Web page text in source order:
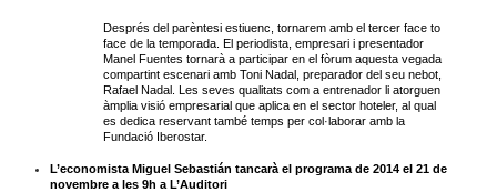
Després del parèntesi estiuenc, tornarem amb el tercer face to
face de la temporada. El periodista, empresari i presentador
Manel Fuentes tornarà a participar en el fòrum aquesta vegada
compartint escenari amb Toni Nadal, preparador del seu nebot,
Rafael Nadal. Les seves qualitats com a entrenador li atorguen
àmplia visió empresarial que aplica en el sector hoteler, al qual
es dedica reservant també temps per col·laborar amb la
Fundació Iberostar.
L’economista Miguel Sebastián tancarà el programa de 2014 el 21 de
novembre a les 9h a L’Auditori